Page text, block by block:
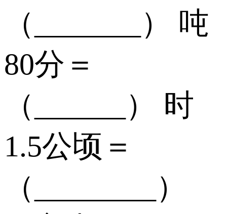
（_______） 吨
80分＝
（______） 时
1.5公顷＝
（________）